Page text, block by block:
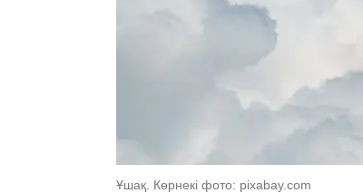
Ұшақ. Көрнекі фото: pixabay.com